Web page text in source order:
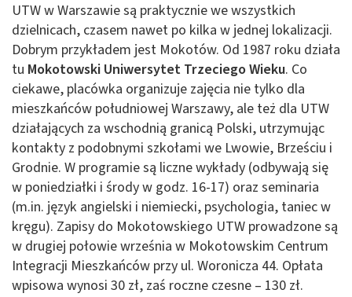
UTW w Warszawie są praktycznie we wszystkich
dzielnicach, czasem nawet po kilka w jednej lokalizacji.
Dobrym przykładem jest Mokotów. Od 1987 roku działa
tu Mokotowski Uniwersytet Trzeciego Wieku. Co
ciekawe, placówka organizuje zajęcia nie tylko dla
mieszkańców południowej Warszawy, ale też dla UTW
działających za wschodnią granicą Polski, utrzymując
kontakty z podobnymi szkołami we Lwowie, Brześciu i
Grodnie. W programie są liczne wykłady (odbywają się
w poniedziałki i środy w godz. 16-17) oraz seminaria
(m.in. język angielski i niemiecki, psychologia, taniec w
kręgu). Zapisy do Mokotowskiego UTW prowadzone są
w drugiej połowie września w Mokotowskim Centrum
Integracji Mieszkańców przy ul. Woronicza 44. Opłata
wpisowa wynosi 30 zł, zaś roczne czesne – 130 zł.